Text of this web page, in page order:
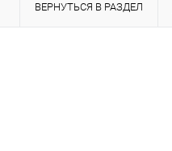
ВЕРНУТЬСЯ В РАЗДЕЛ